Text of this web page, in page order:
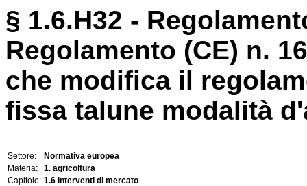
§ 1.6.H32 -
Regolamento (CE) n.
che modifica il
fissa talune modalità
Settore:
Normativa europea
Materia:
1. agricoltura
Capitolo: 1.6 interventi di mercato